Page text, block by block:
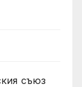
съюз